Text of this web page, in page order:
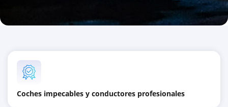
Coches impecables y conductores profesionales